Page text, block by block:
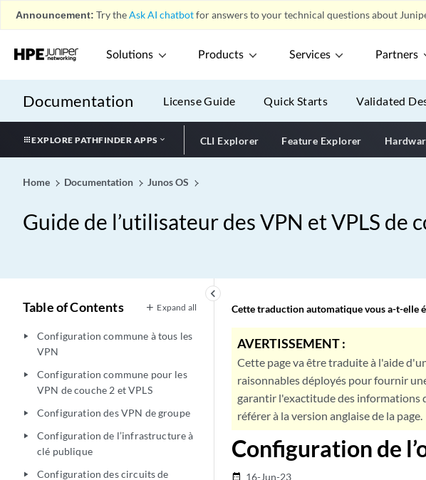
Announcement: Try theAsk AI chatbotfor answers to your technical questions about
Solutions Products Services Partners
Documentation License Guide Quick Starts Validated
EXPLORE PATHFINDER APPS CLI Explorer Feature Explorer
Home Documentation Junos OS
Guide de l’utilisateur des VPN et VPLS
keyboard_arrow_left
Table of Contents Expand all
play_arrow
Configuration commune à tous les
VPN
play_arrow
Configuration commune pour les
VPN de couche 2 et VPLS
play_arrow Configuration des VPN de groupe
play_arrow
Configuration de l’infrastructure à
clé publique
play_arrow
Configuration des circuits de
Cette traduction automatique vous a-t-elle
AVERTISSEMENT :
Cette page va être traduite à l'aide
raisonnables déployés pour fournir
garantir l'exactitude des informations
référer à la version anglaise de la page.
Configuration de
date_range 16-Jun-23